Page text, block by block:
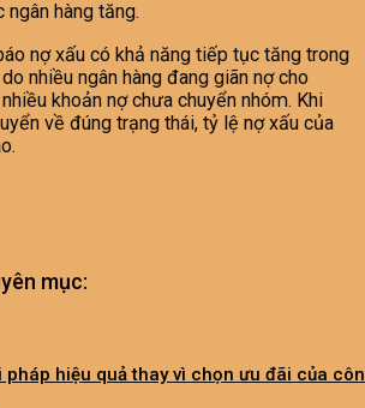
hàng tăng.
nợ xấu có khả năng tiếp tục tăng trong
nhiều ngân hàng đang giãn nợ cho
khoản nợ chưa chuyển nhóm. Khi
về đúng trạng thái, tỷ lệ nợ xấu của
mục:
pháp hiệu quả thay vì chọn ưu đãi của